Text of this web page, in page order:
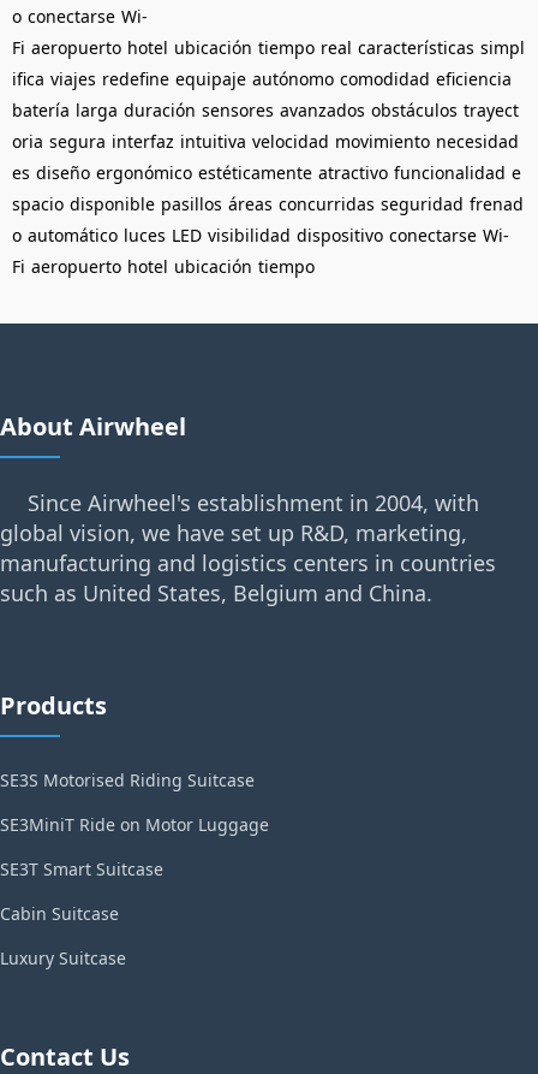
o conectarse Wi-
Fi aeropuerto hotel ubicación tiempo real características simpl
ifica viajes redefine equipaje autónomo comodidad eficiencia
batería larga duración sensores avanzados obstáculos trayect
oria segura interfaz intuitiva velocidad movimiento necesidad
es diseño ergonómico estéticamente atractivo funcionalidad e
spacio disponible pasillos áreas concurridas seguridad frenad
o automático luces LED visibilidad dispositivo conectarse Wi-
Fi aeropuerto hotel ubicación tiempo
About Airwheel
Since Airwheel's establishment in 2004, with
global vision, we have set up R&D, marketing,
manufacturing and logistics centers in countries
such as United States, Belgium and China.
Products
SE3S Motorised Riding Suitcase
SE3MiniT Ride on Motor Luggage
SE3T Smart Suitcase
Cabin Suitcase
Luxury Suitcase
Contact Us